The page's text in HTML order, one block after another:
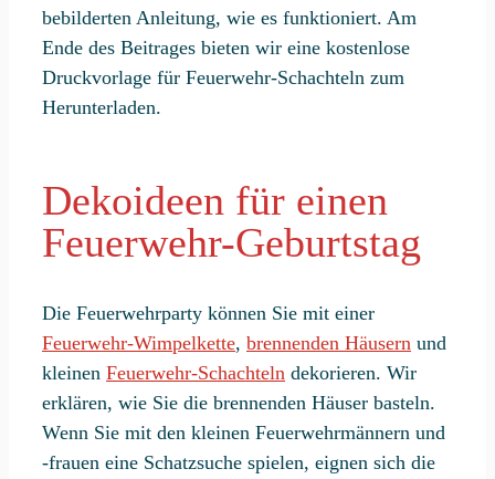
bebilderten Anleitung, wie es funktioniert. Am
Ende des Beitrages bieten wir eine kostenlose
Druckvorlage für Feuerwehr-Schachteln zum
Herunterladen.
Dekoideen für einen
Feuerwehr-Geburtstag
Die Feuerwehrparty können Sie mit einer
Feuerwehr-Wimpelkette, brennenden Häusern und
kleinen Feuerwehr-Schachteln dekorieren. Wir
erklären, wie Sie die brennenden Häuser basteln.
Wenn Sie mit den kleinen Feuerwehrmännern und
-frauen eine Schatzsuche spielen, eignen sich die